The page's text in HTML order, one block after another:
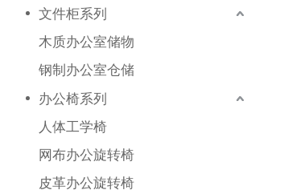
文件柜系列
木质办公室储物
钢制办公室仓储
办公椅系列
人体工学椅
网布办公旋转椅
皮革办公旋转椅